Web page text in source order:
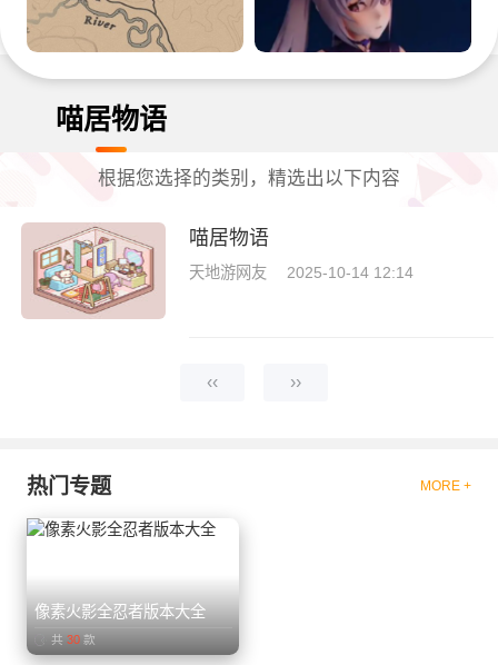
喵居物语
根据您选择的类别，精选出以下内容
喵居物语
天地游网友 2025-10-14 12:14
‹‹ ››
热门专题 MORE +
像素火影全忍者版本大全
共 30 款